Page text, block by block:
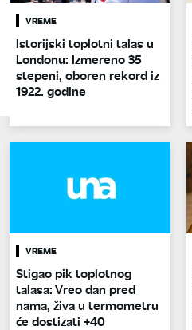
VREME
Istorijski toplotni talas u
Londonu: Izmereno 35
stepeni, oboren rekord iz
1922. godine
VREME
Stigao pik toplotnog
talasa: Vreo dan pred
nama, živa u termometru
će dostizati +40